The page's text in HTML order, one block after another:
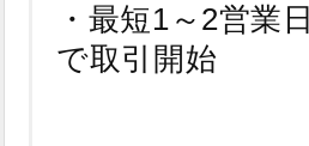
・最短1～2営業日
で取引開始